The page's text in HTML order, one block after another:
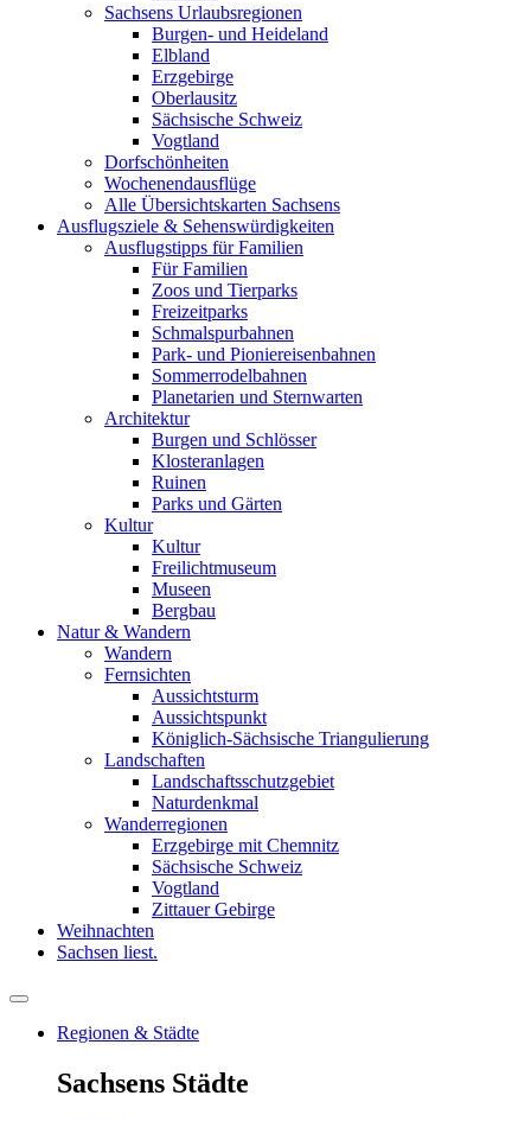
Sachsens Urlaubsregionen
Burgen- und Heideland
Elbland
Erzgebirge
Oberlausitz
Sächsische Schweiz
Vogtland
Dorfschönheiten
Wochenendausflüge
Alle Übersichtskarten Sachsens
Ausflugsziele & Sehenswürdigkeiten
Ausflugstipps für Familien
Für Familien
Zoos und Tierparks
Freizeitparks
Schmalspurbahnen
Park- und Pioniereisenbahnen
Sommerrodelbahnen
Planetarien und Sternwarten
Architektur
Burgen und Schlösser
Klosteranlagen
Ruinen
Parks und Gärten
Kultur
Kultur
Freilichtmuseum
Museen
Bergbau
Natur & Wandern
Wandern
Fernsichten
Aussichtsturm
Aussichtspunkt
Königlich-Sächsische Triangulierung
Landschaften
Landschaftsschutzgebiet
Naturdenkmal
Wanderregionen
Erzgebirge mit Chemnitz
Sächsische Schweiz
Vogtland
Zittauer Gebirge
Weihnachten
Sachsen liest.
Regionen & Städte
Sachsens Städte